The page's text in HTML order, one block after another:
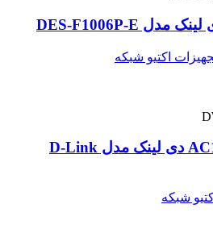
اکتیو شبکه
مودم 4G رومیزی AC1200 دی لینک مدل D-Link
شبکه